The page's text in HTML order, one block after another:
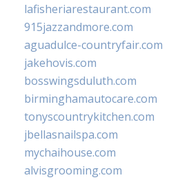
lafisheriarestaurant.com
915jazzandmore.com
aguadulce-countryfair.com
jakehovis.com
bosswingsduluth.com
birminghamautocare.com
tonyscountrykitchen.com
jbellasnailspa.com
mychaihouse.com
alvisgrooming.com